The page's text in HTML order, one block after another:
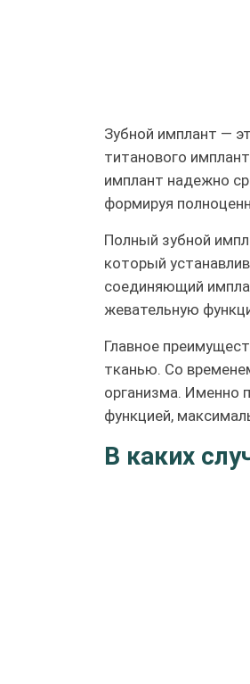
Зубной имплант —
титанового
имплант надежно
формируя
Полный зубной
который
соединяющий
жевательную
Главное
тканью. Со
организма. Именно
функцией,
В каких